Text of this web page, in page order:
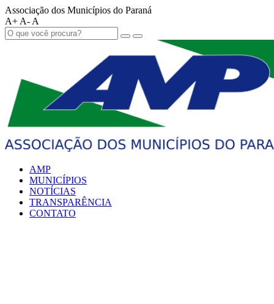
Associação dos Municípios do Paraná
A+ A- A
AMP
MUNICÍPIOS
NOTÍCIAS
TRANSPARÊNCIA
CONTATO